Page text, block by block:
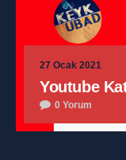
27 Ocak 2021
Youtube
0 Yorum